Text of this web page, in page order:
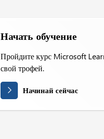
Начать обучение
Пройдите курс Microsoft
свой трофей.
Начинай сейчас